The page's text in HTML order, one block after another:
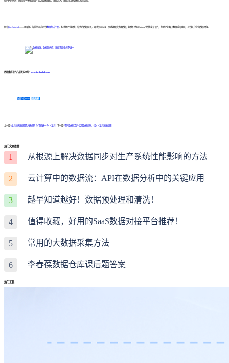
帆软FineDataLink ——中国领先的低代码/高时效数据集成产品 ，能过为企业提供一站式的数据服务，通过快速连接、高时效融合多种数据，提供低代码Data API敏捷发布平台，帮助企业解决数据孤岛难题，有效提升企业数据价值。
数据集成平台产品更多介绍： www.finedatalink.com
免费体验Demo 咨询方案
上一篇: 业务系统数据混乱难处理？你可能缺一个ETL工具！ 下一篇: 不同数据库怎么实现数据迁移，3款ETL工具高效处理
热门文章推荐
1 从根源上解决数据同步对生产系统性能影响的方法
2 云计算中的数据流：API在数据分析中的关键应用
3 越早知道越好！数据预处理和清洗！
4 值得收藏，好用的SaaS数据对接平台推荐！
5 常用的大数据采集方法
6 李春葆数据仓库课后题答案
热门工具